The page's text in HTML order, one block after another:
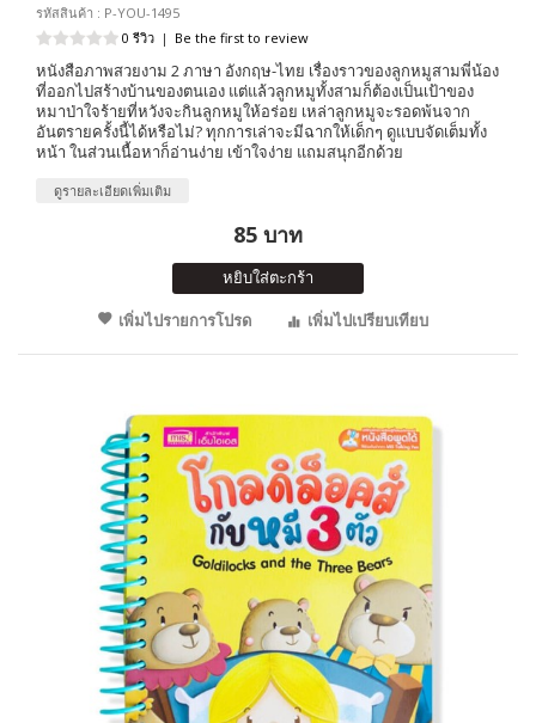
รหัสสินค้า : P-YOU-1495
0 รีวิว | Be the first to review
หนังสือภาพสวยงาม 2 ภาษา อังกฤษ-ไทย เรื่องราวของลูกหมูสามพี่น้อง
ที่ออกไปสร้างบ้านของตนเอง แต่แล้วลูกหมูทั้งสามก็ต้องเป็นเป้าของ
หมาป่าใจร้ายที่หวังจะกินลูกหมูให้อร่อย เหล่าลูกหมูจะรอดพ้นจาก
อันตรายครั้งนี้ได้หรือไม่? ทุกการเล่าจะมีฉากให้เด็กๆ ดูแบบจัดเต็มทั้ง
หน้า ในส่วนเนื้อหาก็อ่านง่าย เข้าใจง่าย แถมสนุกอีกด้วย
ดูรายละเอียดเพิ่มเติม
85 บาท
หยิบใส่ตะกร้า
เพิ่มไปรายการโปรด
เพิ่มไปเปรียบเทียบ